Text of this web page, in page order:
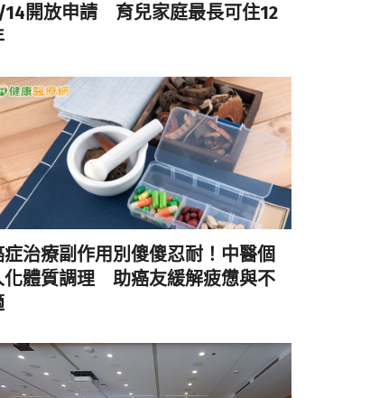
開放申請 育兒家庭最長可住12
症治療副作用別傻傻忍耐！中醫個
化體質調理 助癌友緩解疲憊與不